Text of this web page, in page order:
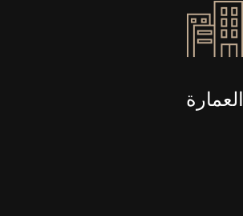
العمارة